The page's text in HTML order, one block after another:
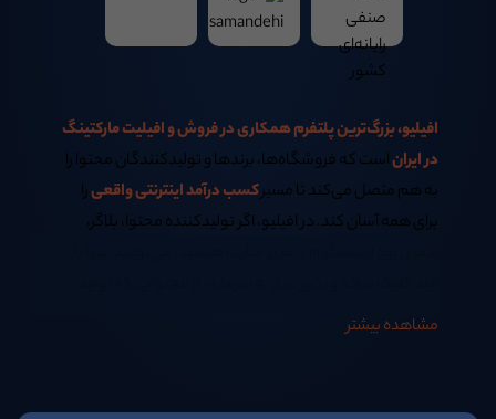
افیلیو، بزرگ‌ترین پلتفرم همکاری در فروش و افیلیت مارکتینگ
در ایراناست که فروشگاه‌ها، برندها و تولیدکنندگان محتوا را
به هم متصل می‌کند تا مسیرکسب درآمد اینترنتی واقعیرا
برای همه آسان کند. در افیلیو، اگر تولیدکننده محتوا، بلاگر،
می‌کنیدکسب درآمد اینترنتی در خانهمشاهده بیشتر